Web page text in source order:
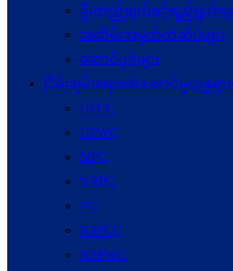
ဦးတည်ချက်နှင့်ရည်ရွယ်ခ
အထိမ်းအမှတ်တံဆိပ်များ
ဆောင်ပုဒ်များ
ငြိမ်းချမ်းရေးဖော်‌ဆောင်မှုယန္တရား
UPCC
UPWC
MPC
NRPC
PC
NSPCC
NSPWC